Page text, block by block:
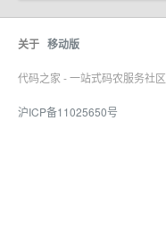
关于 移动版
代码之家 - 一站式码农服务社区
沪ICP备11025650号